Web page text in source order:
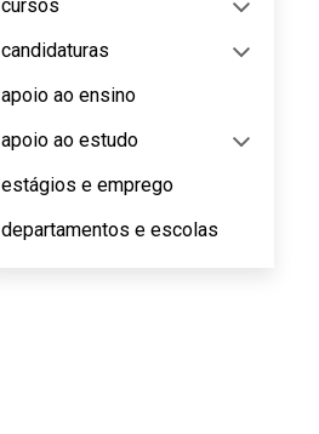
cursos
candidaturas
apoio ao ensino
apoio ao estudo
estágios e emprego
departamentos e escolas